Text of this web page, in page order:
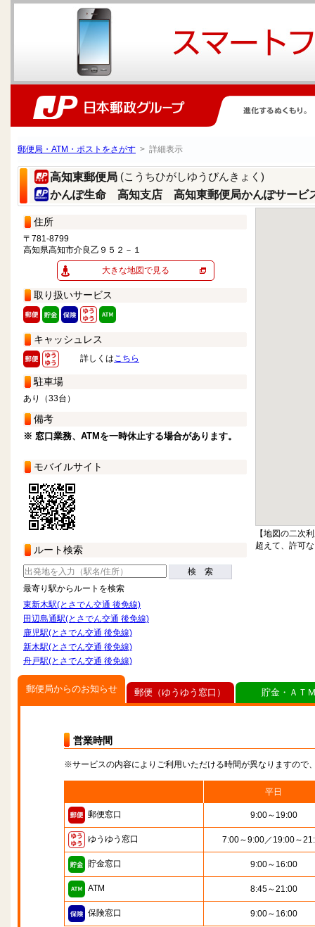
郵便局・ATM・ポストをさがす > 詳細表示
高知東郵便局 (こうちひがしゆうびんきょく)
かんぽ生命 高知支店 高知東郵便局かんぽサービ
住所
〒781-8799
高知県高知市介良乙９５２－１
大きな地図で見る
取り扱いサービス
キャッシュレス
詳しくはこちら
駐車場
あり（33台）
備考
※ 窓口業務、ATMを一時休止する場合があります。
モバイルサイト
ルート検索
検 索
最寄り駅からルートを検索
東新木駅(とさでん交通 後免線)
田辺島通駅(とさでん交通 後免線)
鹿児駅(とさでん交通 後免線)
新木駅(とさでん交通 後免線)
舟戸駅(とさでん交通 後免線)
【地図の二次
超えて、許可
郵便局からのお知らせ
営業時間
※サービスの内容によりご利用いただける時間が異なりますので
平日
郵便窓口 9:00～19:00
ゆうゆう窓口 7:00～9:00／19:00～
貯金窓口 9:00～16:00
ATM 8:45～21:00
保険窓口 9:00～16:00
郵便（ゆうゆう窓口） 貯金・ＡＴ